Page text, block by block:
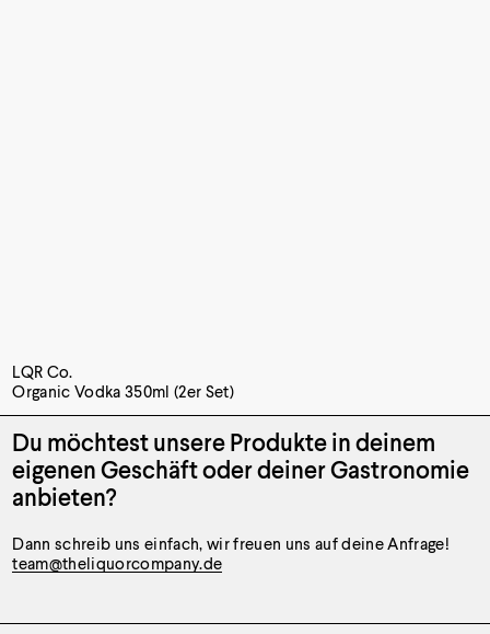
LQR Co.
Organic Vodka 350ml (2er Set)
Du möchtest unsere Produktein deinem
eigenen Geschäft oderdeiner Gastronomie
anbieten?
Dann schreib uns einfach, wir freuen uns auf deine Anfrage!
team@theliquorcompany.de